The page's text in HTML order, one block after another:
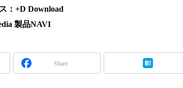
：+D Download
製品NAVI
Share